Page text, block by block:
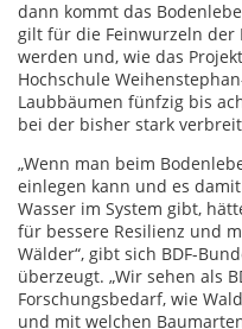
dann kommt das
gilt für die Feinwurzeln der
werden und, wie das
Hochschule
Laubbäumen fünfzig bis
bei der bisher stark
„Wenn man beim
einlegen kann und es
Wasser im System gibt,
für bessere Resilienz und
Wälder“, gibt sich BDF-
überzeugt. „Wir sehen als
Forschungsbedarf, wie
und mit welchen